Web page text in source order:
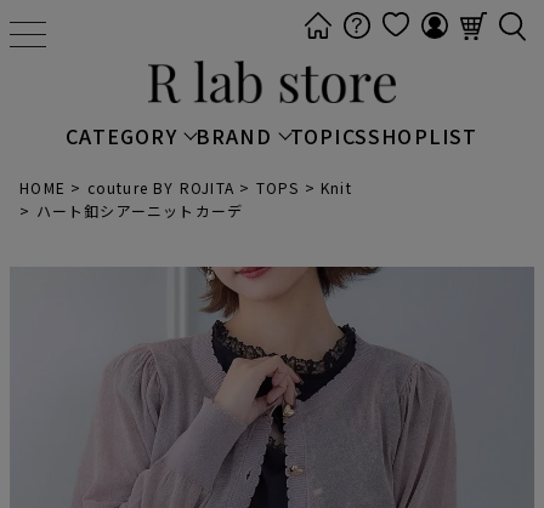
t
e
n
CATEGORY BRAND TOPICSSHOPLIST
HOME couture BY ROJITA TOPS
Knit
ハート釦シアーニットカーデ